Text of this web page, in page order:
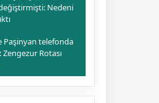
değiştirmişti: Nedeni
Paşinyan telefonda
Rotası